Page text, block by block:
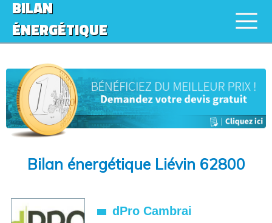
BILAN
ÉNERGÉTIQUE
Bilan énergétique Liévin 62800
dPro Cambrai